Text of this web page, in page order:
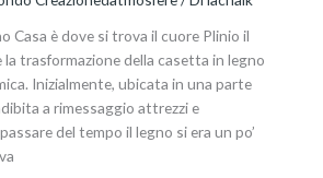
Casa è dove si trova il cuore Plinio il
la trasformazione della casetta in legno
Inizialmente, ubicata in una parte
a rimessaggio attrezzi e
del tempo il legno si era un po’